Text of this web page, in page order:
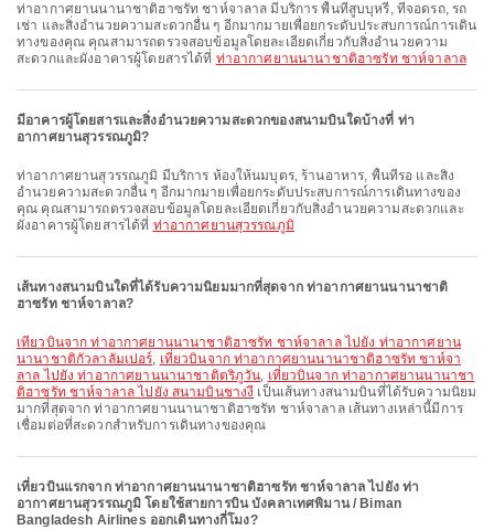
ท่าอากาศยานนานาชาติฮาซรัท ชาห์จาลาล มีบริการ พื้นที่สูบบุหรี่, ที่จอดรถ, รถ
เช่า และสิ่งอำนวยความสะดวกอื่น ๆ อีกมากมายเพื่อยกระดับประสบการณ์การเดิน
ทางของคุณ คุณสามารถตรวจสอบข้อมูลโดยละเอียดเกี่ยวกับสิ่งอำนวยความ
สะดวกและผังอาคารผู้โดยสารได้ที่ ท่าอากาศยานนานาชาติฮาซรัท ชาห์จาลาล
มีอาคารผู้โดยสารและสิ่งอำนวยความสะดวกของสนามบินใดบ้างที่ ท่า
อากาศยานสุวรรณภูมิ?
ท่าอากาศยานสุวรรณภูมิ มีบริการ ห้องให้นมบุตร, ร้านอาหาร, พื้นที่รอ และสิ่ง
อำนวยความสะดวกอื่น ๆ อีกมากมายเพื่อยกระดับประสบการณ์การเดินทางของ
คุณ คุณสามารถตรวจสอบข้อมูลโดยละเอียดเกี่ยวกับสิ่งอำนวยความสะดวกและ
ผังอาคารผู้โดยสารได้ที่ ท่าอากาศยานสุวรรณภูมิ
เส้นทางสนามบินใดที่ได้รับความนิยมมากที่สุดจาก ท่าอากาศยานนานาชาติ
ฮาซรัท ชาห์จาลาล?
เที่ยวบินจาก ท่าอากาศยานนานาชาติฮาซรัท ชาห์จาลาล ไปยัง ท่าอากาศยาน
นานาชาติกัวลาลัมเปอร์, เที่ยวบินจาก ท่าอากาศยานนานาชาติฮาซรัท ชาห์จา
ลาล ไปยัง ท่าอากาศยานนานาชาติตริภูวัน, เที่ยวบินจาก ท่าอากาศยานนานาชา
ติฮาซรัท ชาห์จาลาล ไปยัง สนามบินชางงี เป็นเส้นทางสนามบินที่ได้รับความนิยม
มากที่สุดจาก ท่าอากาศยานนานาชาติฮาซรัท ชาห์จาลาล เส้นทางเหล่านี้มีการ
เชื่อมต่อที่สะดวกสำหรับการเดินทางของคุณ
เที่ยวบินแรกจาก ท่าอากาศยานนานาชาติฮาซรัท ชาห์จาลาล ไปยัง ท่า
อากาศยานสุวรรณภูมิ โดยใช้สายการบิน บังคลาเทศพิมาน / Biman
Bangladesh Airlines ออกเดินทางกี่โมง?